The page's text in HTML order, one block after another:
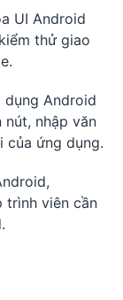
UI Android
thử giao
Android
nút, nhập văn
của ứng dụng.
trình viên cần